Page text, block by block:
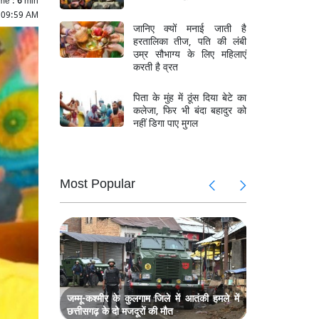
AM
जानिए क्यों मनाई जाती है
हरतालिका तीज, पति की लंबी
उम्र सौभाग्य के लिए महिलाएं
करती है व्रत
पिता के मुंह में ठूंस दिया बेटे का
कलेजा, फिर भी बंदा बहादुर को
नहीं डिगा पाए मुगल
Most Popular
में बड़ा
लाख
जम्मू-कश्मीर के कुलगाम जिले में आतंकी हमले में
छत्तीसगढ़ के दो मजदूरों की मौत